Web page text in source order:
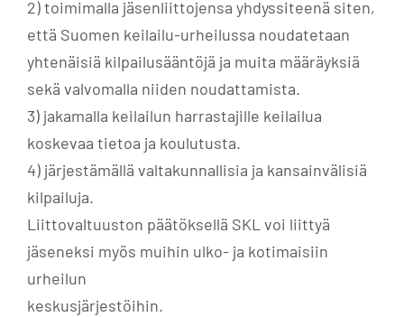
2) toimimalla jäsenliittojensa yhdyssiteenä siten,
että Suomen keilailu-urheilussa noudatetaan
yhtenäisiä kilpailusääntöjä ja muita määräyksiä
sekä valvomalla niiden noudattamista.
3) jakamalla keilailun harrastajille keilailua
koskevaa tietoa ja koulutusta.
4) järjestämällä valtakunnallisia ja kansainvälisiä
kilpailuja.
Liittovaltuuston päätöksellä SKL voi liittyä
jäseneksi myös muihin ulko- ja kotimaisiin
urheilun
keskusjärjestöihin.